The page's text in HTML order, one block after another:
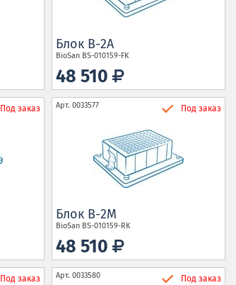
Блок B-2A
BioSan BS-010159-FK
48 510
Под заказ Арт. 0033577 Под заказ
Блок B-2M
BioSan BS-010159-RK
48 510
Под заказ Арт. 0033580 Под заказ